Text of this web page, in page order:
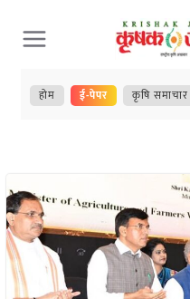
Skip
to
content
होम ई-पेपर कृषि समाचार